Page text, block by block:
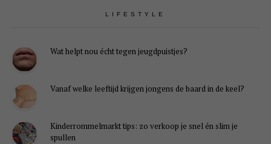
LIFESTYLE
Wat helpt nou écht tegen jeugdpuistjes?
Vanaf welke leeftijd krijgen jongens de baard in de keel?
Kinderrommelmarkt tips: zo verkoop je snel én slim je
spullen